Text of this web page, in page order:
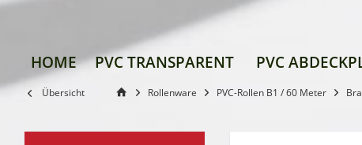
HOME PVC TRANSPARENT PVC
Übersicht Rollenware PVC-Rollen B1 / 60 Meter